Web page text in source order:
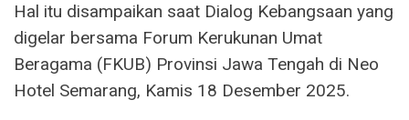
Hal itu disampaikan saat Dialog Kebangsaan yang
digelar bersama Forum Kerukunan Umat
Beragama (FKUB) Provinsi Jawa Tengah di Neo
Hotel Semarang, Kamis 18 Desember 2025.